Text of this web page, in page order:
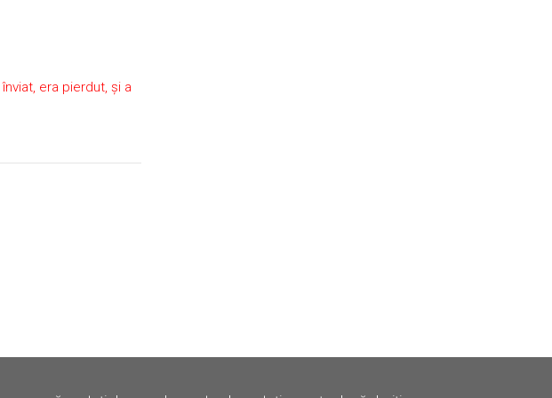
era pierdut, şi a